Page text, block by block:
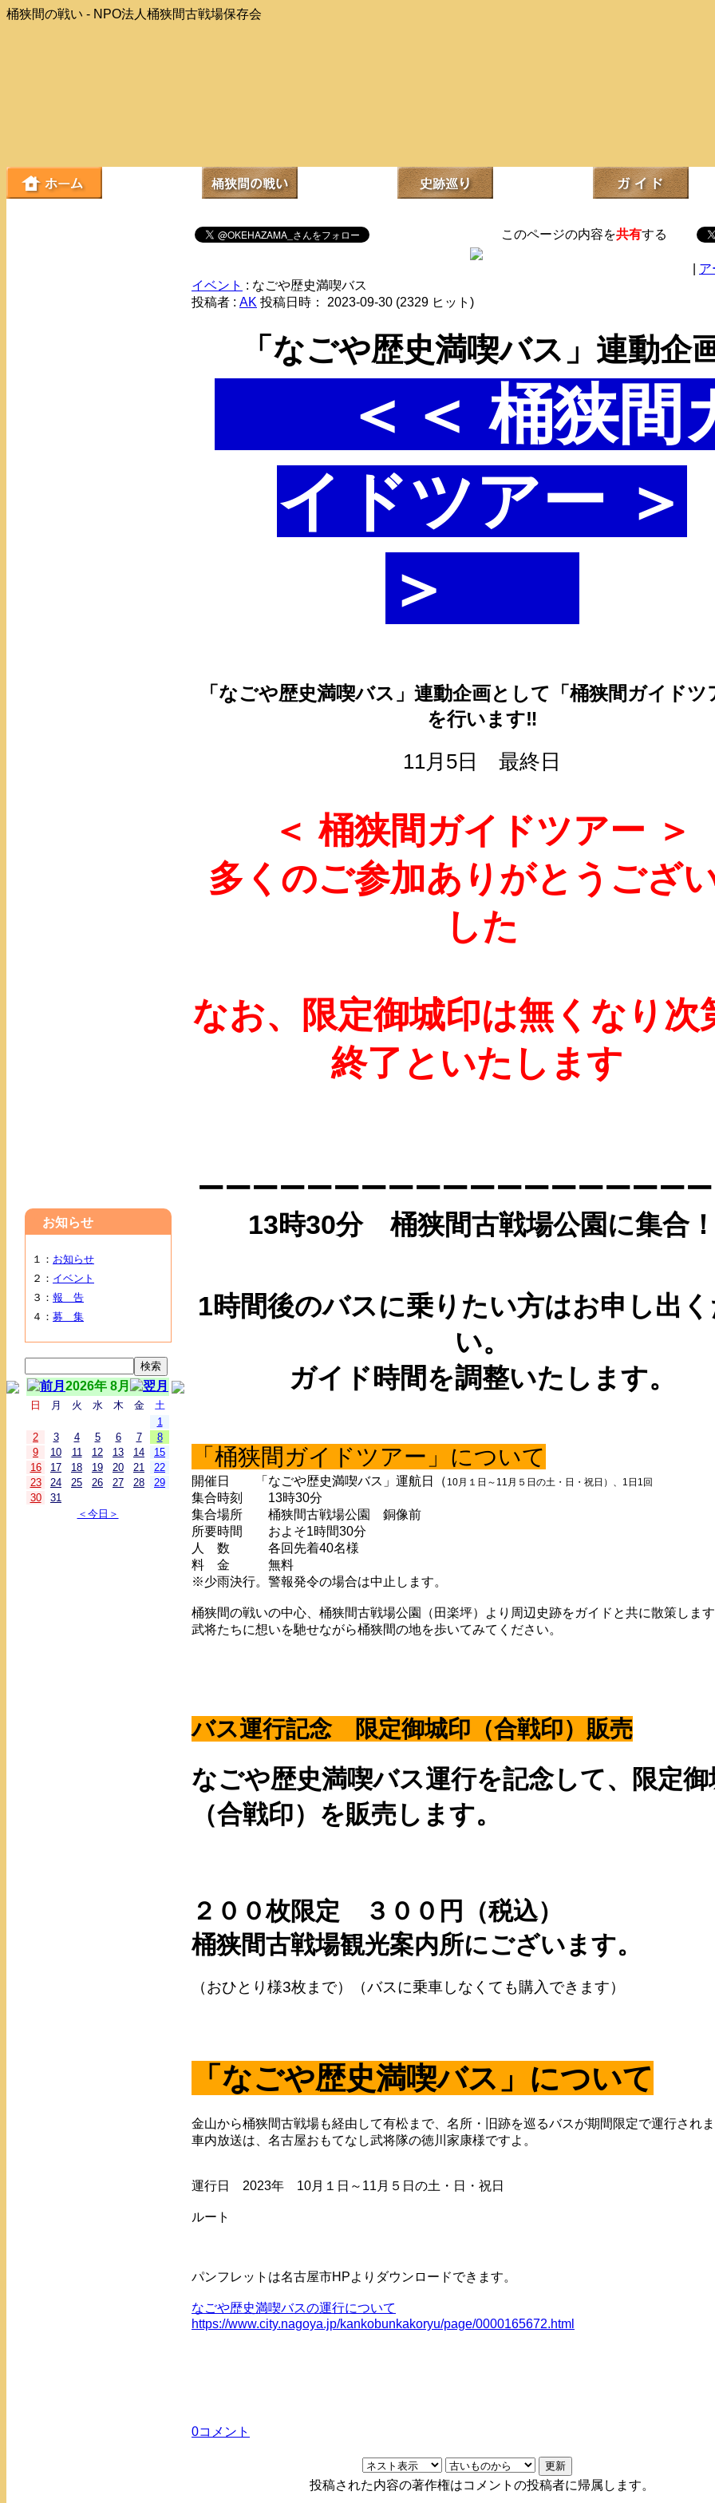
桶狭間の戦い - NPO法人桶狭間古戦場保存会
お知らせ
１： お知らせ
２： イベント
３： 報 告
４： 募 集
2026年 8月
日 月 火 水 木 金
土
1
2
3 4 5 6 7
8
9
10 11 12 13 14
15
16
17 18 19 20 21
22
23
24 25 26 27 28
29
30
31
＜今日＞
このページの内容を共有する
ア
イベント : なごや歴史満喫バス
投稿者 : AK 投稿日時： 2023-09-30 (2329 ヒット )
「なごや歴史満喫バス」連動企
＜＜ 桶狭間
イドツアー ＞
＞
「なごや歴史満喫バス」連動企画として「桶狭間ガイドツ
を行います‼
11月5日 最終日
＜ 桶狭間ガイドツアー ＞
多くのご参加ありがとうござ
した
なお、限定御城印は無くなり次
終了といたします
ーーーーーーーーーーーーーーーーーー
13時30分 桶狭間古戦場公園に集合
1時間後のバスに乗りたい方はお申し出
い。
ガイド時間を調整いたします。
「桶狭間ガイドツアー」について
開催日 「なごや歴史満喫バス」運航日（ 10月１日～11月５日の土・日・祝日 ）、1日1回
集合時刻 13時30分
集合場所 桶狭間古戦場公園 銅像前
所要時間 およそ1時間30分
人 数 各回先着40名様
料 金 無料
※少雨決行。警報発令の場合は中止します。
桶狭間の戦いの中心、桶狭間古戦場公園（田楽坪）より周辺史跡をガイドと共に散策しま
武将たちに想いを馳せながら桶狭間の地を歩いてみてください。
バス運行記念 限定御城印（合戦印）販売
なごや歴史満喫バス運行を記念して、限定御
（合戦印）を販売します。
２００枚限定 ３００円（税込）
桶狭間古戦場観光案内所にございます。
（おひとり様3枚まで）（バスに乗車しなくても購入できます）
「なごや歴史満喫バス」について
金山から桶狭間古戦場も経由して有松まで、名所・旧跡を巡るバスが期間限定で運行され
車内放送は、名古屋おもてなし武将隊の徳川家康様ですよ。
運行日 2023年 10月１日～11月５日の土・日・祝日
ルート
パンフレットは名古屋市HPよりダウンロードできます。
なごや歴史満喫バスの運行について
https://www.city.nagoya.jp/kankobunkakoryu/page/0000165672.html
0コメント
投稿された内容の著作権はコメントの投稿者に帰属します。